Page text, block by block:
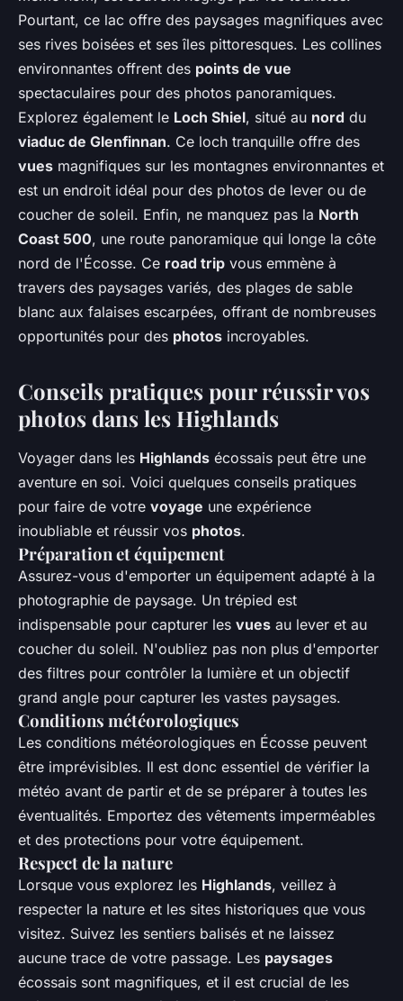
Pourtant, ce lac offre des paysages magnifiques avec
ses rives boisées et ses îles pittoresques. Les collines
environnantes offrent des points de vue
spectaculaires pour des photos panoramiques.
Explorez également le Loch Shiel, situé au nord du
viaduc de Glenfinnan. Ce loch tranquille offre des
vues magnifiques sur les montagnes environnantes et
est un endroit idéal pour des photos de lever ou de
coucher de soleil. Enfin, ne manquez pas la North
Coast 500, une route panoramique qui longe la côte
nord de l'Écosse. Ce road trip vous emmène à
travers des paysages variés, des plages de sable
blanc aux falaises escarpées, offrant de nombreuses
opportunités pour des photos incroyables.
Conseils pratiques pour réussir vos
photos dans les Highlands
Voyager dans les Highlands écossais peut être une
aventure en soi. Voici quelques conseils pratiques
pour faire de votre voyage une expérience
inoubliable et réussir vos photos.
Préparation et équipement
Assurez-vous d'emporter un équipement adapté à la
photographie de paysage. Un trépied est
indispensable pour capturer les vues au lever et au
coucher du soleil. N'oubliez pas non plus d'emporter
des filtres pour contrôler la lumière et un objectif
grand angle pour capturer les vastes paysages.
Conditions météorologiques
Les conditions météorologiques en Écosse peuvent
être imprévisibles. Il est donc essentiel de vérifier la
météo avant de partir et de se préparer à toutes les
éventualités. Emportez des vêtements imperméables
et des protections pour votre équipement.
Respect de la nature
Lorsque vous explorez les Highlands, veillez à
respecter la nature et les sites historiques que vous
visitez. Suivez les sentiers balisés et ne laissez
aucune trace de votre passage. Les paysages
écossais sont magnifiques, et il est crucial de les